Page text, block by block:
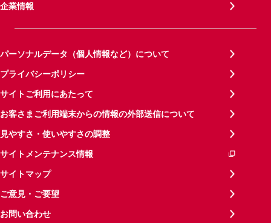
企業情報
パーソナルデータ（個人情報など）について
プライバシーポリシー
サイトご利用にあたって
お客さまご利用端末からの情報の外部送信について
見やすさ・使いやすさの調整
サイトメンテナンス情報
サイトマップ
ご意見・ご要望
お問い合わせ